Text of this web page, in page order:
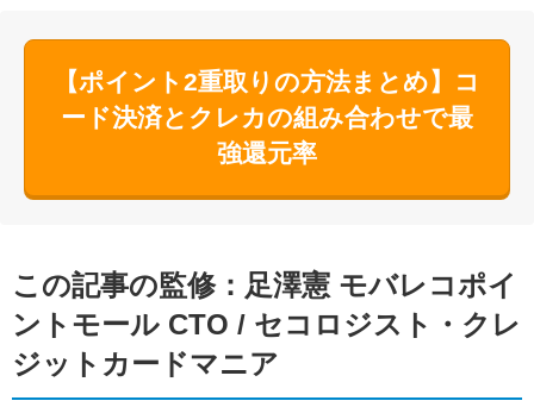
【ポイント2重取りの方法まとめ】コ
ード決済とクレカの組み合わせで最
強還元率
この記事の監修：足澤憲 モバレコポイ
ントモール CTO / セコロジスト・クレ
ジットカードマニア